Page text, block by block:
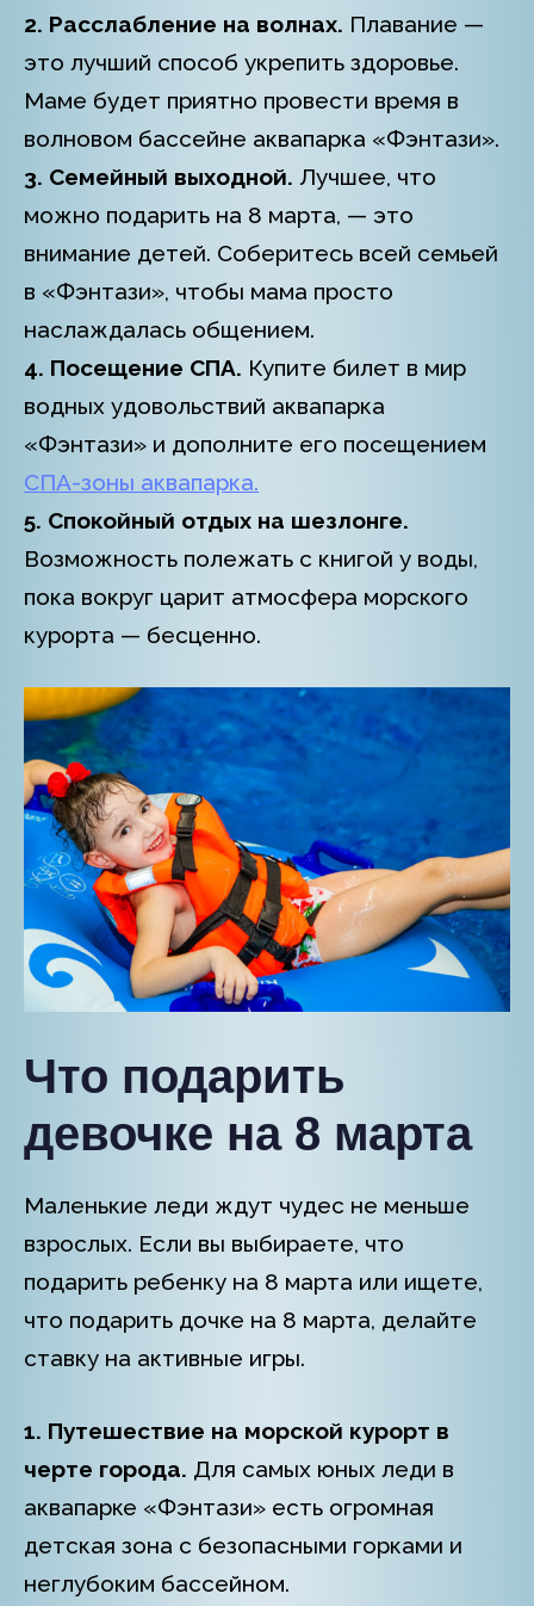
2. Расслабление на волнах. Плавание —
это лучший способ укрепить здоровье.
Маме будет приятно провести время в
волновом бассейне аквапарка «Фэнтази».
3. Семейный выходной. Лучшее, что
можно подарить на 8 марта, — это
внимание детей. Соберитесь всей семьей
в «Фэнтази», чтобы мама просто
наслаждалась общением.
4. Посещение СПА. Купите билет в мир
водных удовольствий аквапарка
«Фэнтази» и дополните его посещением
СПА-зоны аквапарка.
5. Спокойный отдых на шезлонге.
Возможность полежать с книгой у воды,
пока вокруг царит атмосфера морского
курорта — бесценно.
Что подарить
девочке на 8 марта
Маленькие леди ждут чудес не меньше
взрослых. Если вы выбираете, что
подарить ребенку на 8 марта или ищете,
что подарить дочке на 8 марта, делайте
ставку на активные игры.
1. Путешествие на морской курорт в
черте города. Для самых юных леди в
аквапарке «Фэнтази» есть огромная
детская зона с безопасными горками и
неглубоким бассейном.